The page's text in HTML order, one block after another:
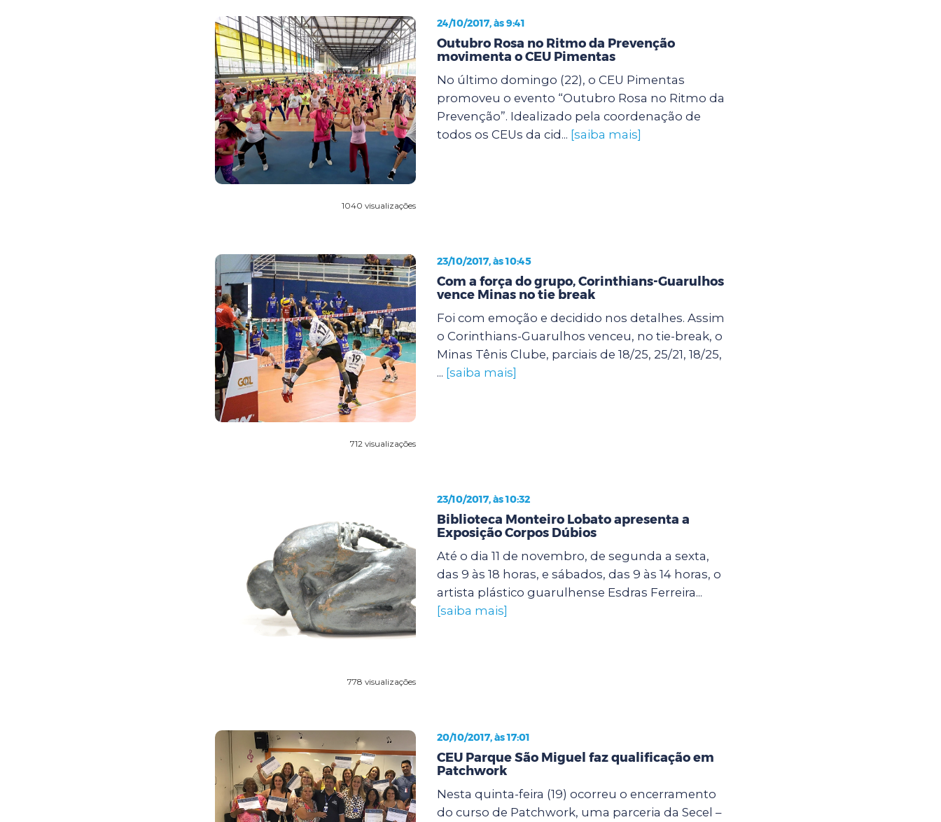
1040 visualizações
24/10/2017, às 9:41
Outubro Rosa no Ritmo da Prevenção
movimenta o CEU Pimentas
No último domingo (22), o CEU Pimentas
promoveu o evento “Outubro Rosa no Ritmo da
Prevenção”. Idealizado pela coordenação de
todos os CEUs da cid... [saiba mais]
712 visualizações
23/10/2017, às 10:45
Com a força do grupo, Corinthians-Guarulhos
vence Minas no tie break
Foi com emoção e decidido nos detalhes. Assim
o Corinthians-Guarulhos venceu, no tie-break, o
Minas Tênis Clube, parciais de 18/25, 25/21, 18/25,
... [saiba mais]
778 visualizações
23/10/2017, às 10:32
Biblioteca Monteiro Lobato apresenta a
Exposição Corpos Dúbios
Até o dia 11 de novembro, de segunda a sexta,
das 9 às 18 horas, e sábados, das 9 às 14 horas, o
artista plástico guarulhense Esdras Ferreira...
[saiba mais]
20/10/2017, às 17:01
CEU Parque São Miguel faz qualificação em
Patchwork
Nesta quinta-feira (19) ocorreu o encerramento
do curso de Patchwork, uma parceria da Secel –